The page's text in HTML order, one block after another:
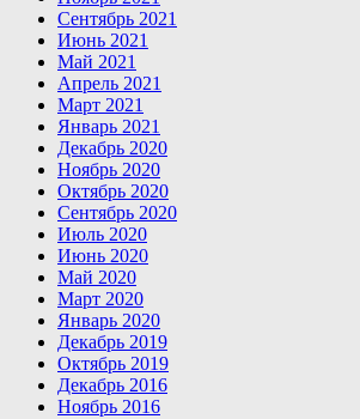
Сентябрь 2021
Июнь 2021
Май 2021
Апрель 2021
Март 2021
Январь 2021
Декабрь 2020
Ноябрь 2020
Октябрь 2020
Сентябрь 2020
Июль 2020
Июнь 2020
Май 2020
Март 2020
Январь 2020
Декабрь 2019
Октябрь 2019
Декабрь 2016
Ноябрь 2016